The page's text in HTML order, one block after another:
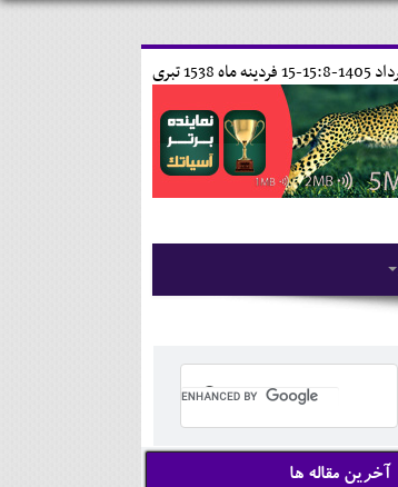
15 فردينه ماه 1538 تبری
آخرین مقاله ها